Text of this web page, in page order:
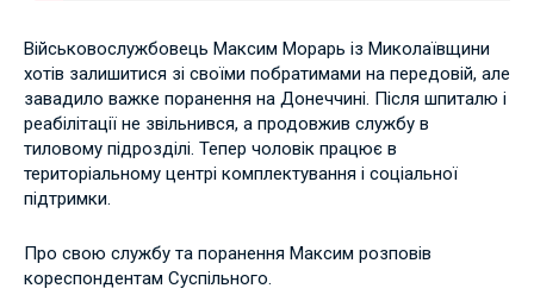
Військовослужбовець Максим Морарь із Миколаївщини
хотів залишитися зі своїми побратимами на передовій, але
завадило важке поранення на Донеччині. Після шпиталю і
реабілітації не звільнився, а продовжив службу в
тиловому підрозділі. Тепер чоловік працює в
територіальному центрі комплектування і соціальної
підтримки.
Про свою службу та поранення Максим розповів
кореспондентам Суспільного.